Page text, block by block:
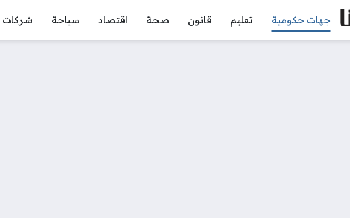
جهات حكومية تعليم قانون صحة اقتصاد سياحة شركات